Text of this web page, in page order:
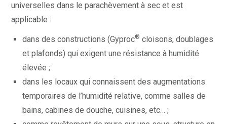
universelles dans le parachèvement à sec et est
applicable :
dans des constructions (Gyproc® cloisons, doublages
et plafonds) qui exigent une résistance à humidité
élevée ;
dans les locaux qui connaissent des augmentations
temporaires de l’humidité relative, comme salles de
bains, cabines de douche, cuisines, etc… ;